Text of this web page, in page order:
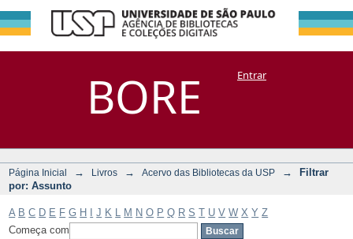
BORE
Filtrar por:
Assunto
DSpace/Manakin + CoriscoEntrar
Página Inicial → Livros → Acervo das Bibliotecas da USP →
Filtrar
por: Assunto
A B C D E F G H J K M N O P Q R S T U V W X Y Z
Começa com